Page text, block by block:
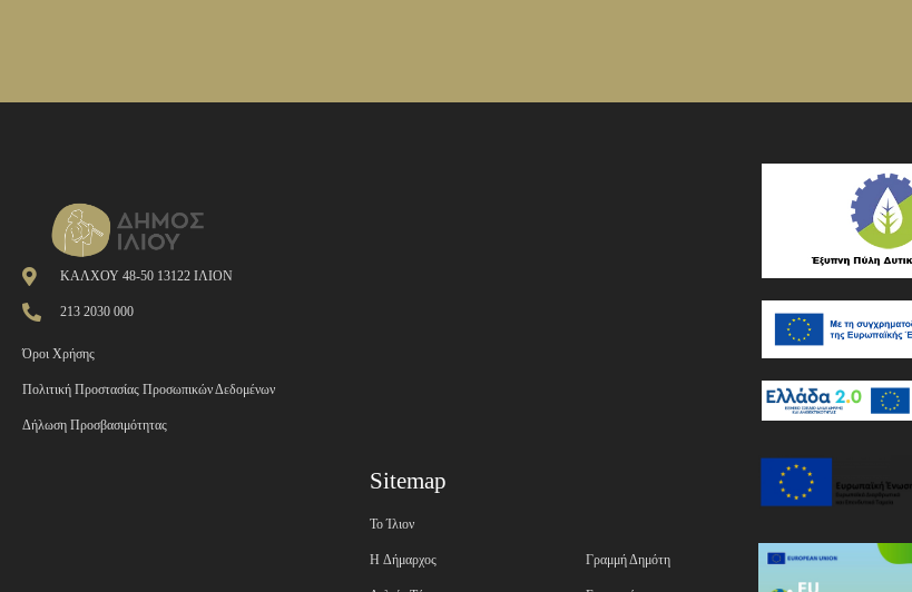
ΚΑΛΧΟΥ 48-50 13122 ΙΛΙΟΝ
213 2030 000
Όροι Χρήσης
Πολιτική Προστασίας Προσωπικών Δεδομένων
Δήλωση Προσβασιμότητας
Sitemap
Το Ίλιον
H Δήμαρχος Γραμμή Δημότη